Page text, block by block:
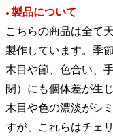
● 製品について
こちらの商品は全て
製作しています。季
木目や節、色合い、
閉）にも個体差が生じ
木目や色の濃淡がシ
すが、これらはチェ